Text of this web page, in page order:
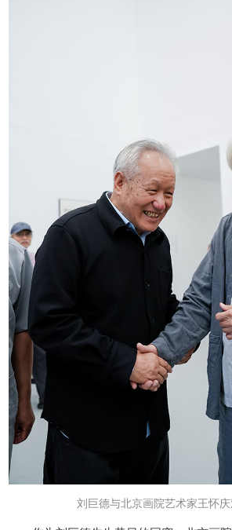
刘巨德与北京画院艺术家王怀